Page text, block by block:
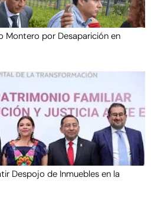
Montero por Desaparición en
Despojo de Inmuebles en la